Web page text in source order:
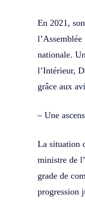
En 2021,
nationale.
l’Intérieur,
grâce aux
– Une
La situation
ministre de
grade de
progression